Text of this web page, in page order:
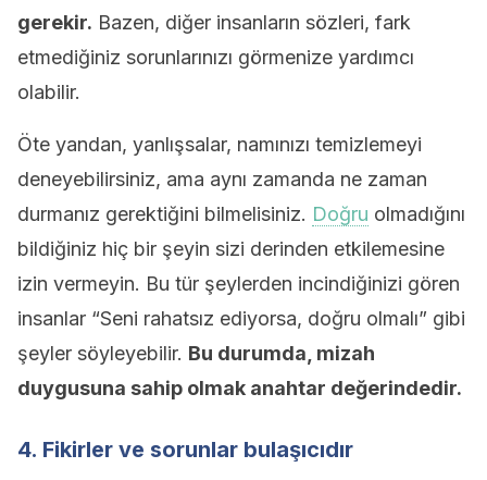
gerekir. Bazen, diğer insanların sözleri, fark
etmediğiniz sorunlarınızı görmenize yardımcı
olabilir.
Öte yandan, yanlışsalar, namınızı temizlemeyi
deneyebilirsiniz, ama aynı zamanda ne zaman
durmanız gerektiğini bilmelisiniz. Doğru olmadığını
bildiğiniz hiç bir şeyin sizi derinden etkilemesine
izin vermeyin. Bu tür şeylerden incindiğinizi gören
insanlar “Seni rahatsız ediyorsa, doğru olmalı” gibi
şeyler söyleyebilir. Bu durumda, mizah
duygusuna sahip olmak anahtar değerindedir.
4. Fikirler ve sorunlar bulaşıcıdır